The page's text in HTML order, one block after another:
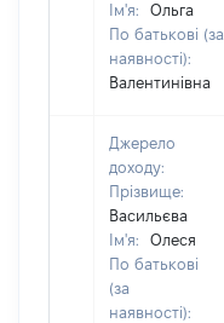
Ім'я:
Ольга
По батькові (за
наявності):
Валентинівна
Джерело
доходу:
Прізвище:
Васильєва
Ім'я:
Олеся
По батькові
(за
наявності):